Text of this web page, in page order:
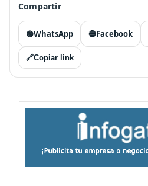
Compartir
🟢WhatsApp 🔵Facebook
🔗Copiar link